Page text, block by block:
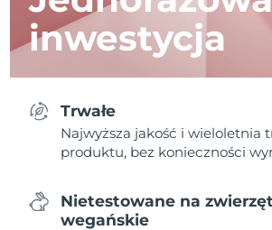
inwestycja
Trwałe
Najwyższa jakość i wieloletnia
produktu, bez konieczności
Nietestowane na
wegańskie